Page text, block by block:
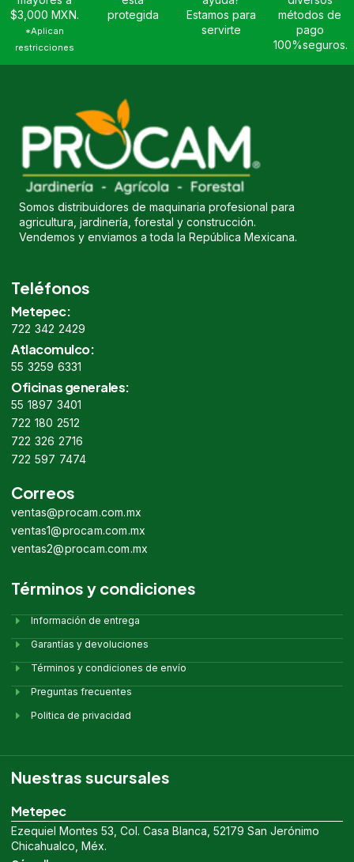
$3,000 MXN.
*Aplican
restricciones
protegida
Estamos para
servirte
métodos de
pago
100%seguros.
Somos distribuidores de maquinaria profesional para
agricultura, jardinería, forestal y construcción.
Vendemos y enviamos a toda la República Mexicana.
Teléfonos
Metepec:
722 342 2429
Atlacomulco:
55 3259 6331
Oficinas generales:
55 1897 3401
722 180 2512
722 326 2716
722 597 7474
Correos
ventas@procam.com.mx
ventas1@procam.com.mx
ventas2@procam.com.mx
Términos y condiciones
Información de entrega
Garantías y devoluciones
Términos y condiciones de envío
Preguntas frecuentes
Politica de privacidad
Nuestras sucursales
Metepec
Ezequiel Montes 53, Col. Casa Blanca, 52179 San Jerónimo
Chicahualco, Méx.